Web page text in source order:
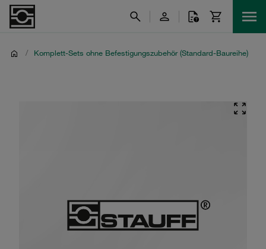
/ Komplett-Sets ohne Befestigungszubehör (Standard-Baureihe)